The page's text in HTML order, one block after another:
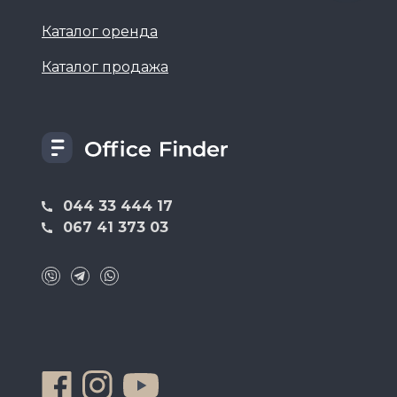
044 33 444 17
067 41 373 03
Каталог оренда
Каталог продажа